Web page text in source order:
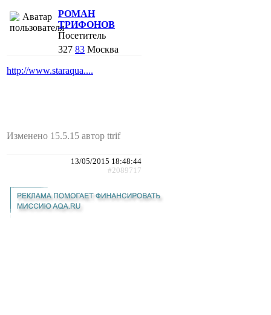
РОМАН
ТРИФОНОВ
Посетитель
327 83 Москва
http://www.staraqua....
Изменено 15.5.15 автор ttrif
13/05/2015 18:48:44
#2089717